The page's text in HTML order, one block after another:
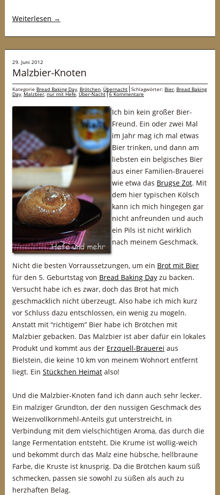
Weiterlesen →
29. Juni 2012
Malzbier-Knoten
Kategorie Bread Baking Day, Brötchen, Übernacht Schlagwörter: Bier, Bread Baking
Day,Malzbier,nur mit Hefe, Über-Nacht 6 Kommentare
Ich bin kein großer Bier-
Freund. Ein oder zwei Mal
im Jahr mag ich mal etwas
Bier trinken, und dann am
liebsten ein belgisches Bier
aus einer Familien-Brauerei
wie etwa das Brugse Zot. Mit
dem hier typischen Kölsch
kann ich mich hingegen gar
nicht anfreunden und auch
ein Pils ist nicht wirklich
nach meinem Geschmack.
Nicht die besten Vorraussetzungen, um ein Brot mit Bier
für den 5. Geburtstag von Bread Baking Day zu backen.
Versucht habe ich es zwar, doch das Brot hat mich
geschmacklich nicht überzeugt. Also habe ich mich kurz
vor Schluss dazu entschlossen, ein wenig zu mogeln.
Anstatt mit “richtigem” Bier habe ich Brötchen mit
Malzbier gebacken. Das Malzbier ist aber dafür ein lokales
Produkt und kommt aus der Erzquell-Brauerei aus
Bielstein, die keine 10 km von meinem Wohnort entfernt
liegt. Ein Stückchen Heimat also!
Und die Malzbier-Knoten fand ich dann auch sehr lecker.
Ein malziger Grundton, der den nussigen Geschmack des
Weizenvollkornmehl-Anteils gut unterstreicht, in
Verbindung mit dem vielschichtigen Aroma, das durch die
lange Fermentation entsteht. Die Krume ist wollig-weich
und bekommt durch das Malz eine hübsche, hellbraune
Farbe, die Kruste ist knusprig. Da die Brötchen kaum süß
schmecken, passen sie sowohl zu süßen als auch zu
herzhaften Belag.